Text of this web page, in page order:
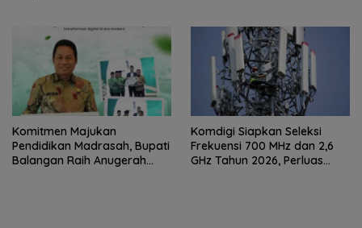
Komitmen Majukan
Pendidikan Madrasah, Bupati
Balangan Raih Anugerah
Komdigi Siapkan Seleksi
Frekuensi 700 MHz dan 2,6
GHz Tahun 2026, Perluas